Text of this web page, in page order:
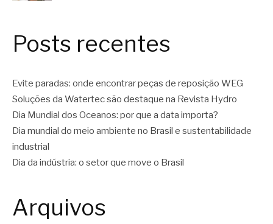
Posts recentes
Evite paradas: onde encontrar peças de reposição WEG
Soluções da Watertec são destaque na Revista Hydro
Dia Mundial dos Oceanos: por que a data importa?
Dia mundial do meio ambiente no Brasil e sustentabilidade
industrial
Dia da indústria: o setor que move o Brasil
Arquivos